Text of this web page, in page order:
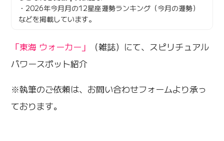
・2026年今月月の12星座運勢ランキング（今月の運勢）
などを掲載しています。
「東海 ウォーカー」
（雑誌）にて、スピリチュアル
パワースポット紹介
※執筆のご依頼は、お問い合わせフォームより承っ
ております。